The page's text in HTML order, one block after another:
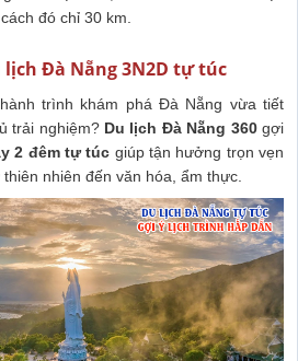
đó chỉ 30 km.
Đà Nẵng 3N2D tự túc
trình khám phá Đà Nẵng vừa tiết
trải nghiệm? Du lịch Đà Nẵng 360gợi
2 đêm tự túc giúp tận hưởng trọn vẹn
nhiên đến văn hóa, ẩm thực.